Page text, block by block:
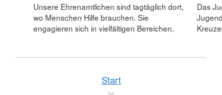
Unsere Ehrenamtlichen sind tagtäglich dort,
wo Menschen Hilfe brauchen. Sie
engagieren sich in vielfältigen Bereichen.
Das
Start